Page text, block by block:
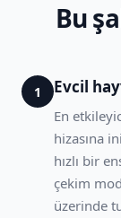
Bu
1 Evcil
En
hizasına
hızlı bir
çekim
üzerinde